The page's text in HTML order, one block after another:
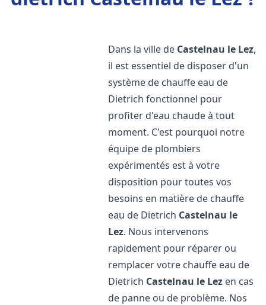
Dans la ville de Castelnau le Lez,
il est essentiel de disposer d'un
système de chauffe eau de
Dietrich fonctionnel pour
profiter d'eau chaude à tout
moment. C'est pourquoi notre
équipe de plombiers
expérimentés est à votre
disposition pour toutes vos
besoins en matière de chauffe
eau de Dietrich Castelnau le
Lez. Nous intervenons
rapidement pour réparer ou
remplacer votre chauffe eau de
Dietrich Castelnau le Lez en cas
de panne ou de problème. Nos